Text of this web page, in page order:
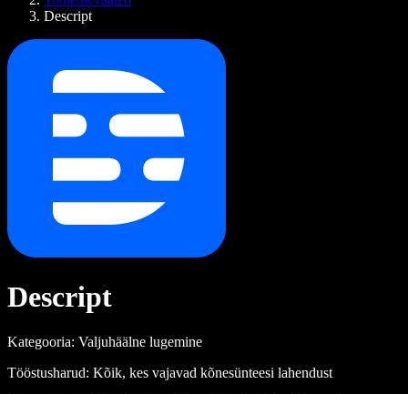
Descript
Descript
Kategooria: Valjuhäälne lugemine
Tööstusharud: Kõik, kes vajavad kõnesünteesi lahendust